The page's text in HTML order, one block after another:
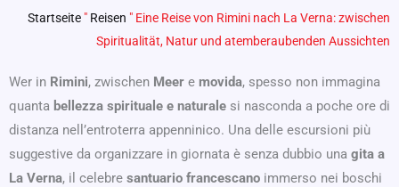
Startseite " Reisen " Eine Reise von Rimini nach La Verna: zwischen
Spiritualität, Natur und atemberaubenden Aussichten
Wer in Rimini, zwischen Meer e movida, spesso non immagina
quanta bellezza spirituale e naturale si nasconda a poche ore di
distanza nell’entroterra appenninico. Una delle escursioni più
suggestive da organizzare in giornata è senza dubbio una gita a
La Verna, il celebre santuario francescano immerso nei boschi